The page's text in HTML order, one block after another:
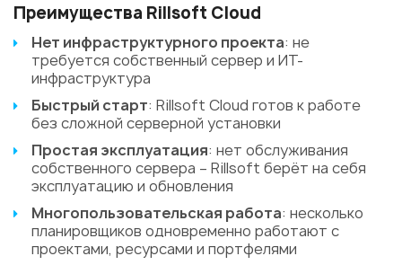
Преимущества Rillsoft Cloud
Нет инфраструктурного проекта: не
требуется собственный сервер и ИТ-
инфраструктура
Быстрый старт: Rillsoft Cloud готов к работе
без сложной серверной установки
Простая эксплуатация: нет обслуживания
собственного сервера – Rillsoft берёт на себя
эксплуатацию и обновления
Многопользовательская работа: несколько
планировщиков одновременно работают с
проектами, ресурсами и портфелями